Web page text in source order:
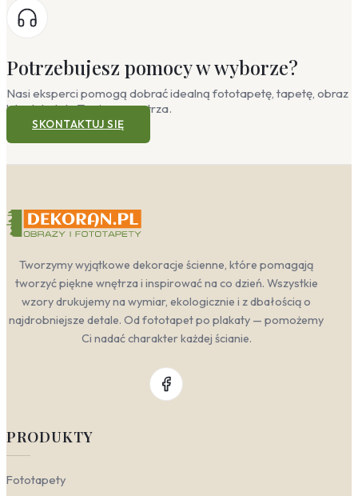
Potrzebujesz pomocy w wyborze?
Nasi eksperci pomogą dobrać idealną fototapetę, tapetę, obraz
lub plakat do Twojego wnętrza.
SKONTAKTUJ SIĘ
Tworzymy wyjątkowe dekoracje ścienne, które pomagają
tworzyć piękne wnętrza i inspirować na co dzień. Wszystkie
wzory drukujemy na wymiar, ekologicznie i z dbałością o
najdrobniejsze detale. Od fototapet po plakaty — pomożemy
Ci nadać charakter każdej ścianie.
PRODUKTY
Fototapety